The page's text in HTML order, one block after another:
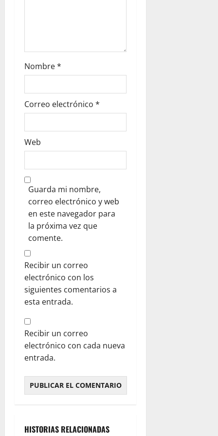
d
s
Nombre*
Correo electrónico *
Web
Guarda mi nombre,
correo electrónico y web
en este navegador para
la próxima vez que
comente.
Recibir un correo
electrónico con los
siguientes comentarios a
esta entrada.
Recibir un correo
electrónico con cada nueva
entrada.
HISTORIAS RELACIONADAS